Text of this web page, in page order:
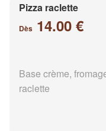
Pizza raclette
Dès 14.00 €
Base crème,
raclette